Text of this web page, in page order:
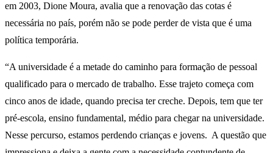
em 2003, Dione Moura, avalia que a renovação das cotas é
necessária no país, porém não se pode perder de vista que é uma
política temporária.
“A universidade é a metade do caminho para formação de pessoal
qualificado para o mercado de trabalho. Esse trajeto começa com
cinco anos de idade, quando precisa ter creche. Depois, tem que ter
pré-escola, ensino fundamental, médio para chegar na universidade.
Nesse percurso, estamos perdendo crianças e jovens. A questão que